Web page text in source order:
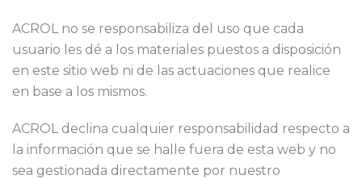
ACROL no se responsabiliza del uso que cada
usuario les dé a los materiales puestos a disposición
en este sitio web ni de las actuaciones que realice
en base a los mismos.
ACROL declina cualquier responsabilidad respecto a
la información que se halle fuera de esta web y no
sea gestionada directamente por nuestro